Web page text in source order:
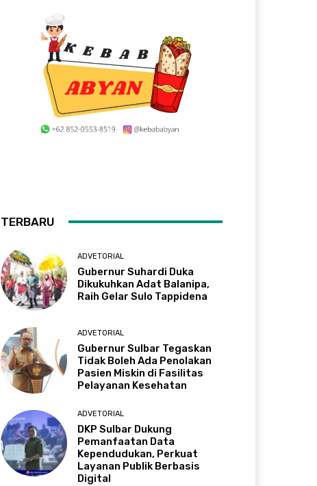
TERBARU
ADVETORIAL
Gubernur Suhardi Duka
Dikukuhkan Adat Balanipa,
Raih Gelar Sulo Tappidena
ADVETORIAL
Gubernur Sulbar Tegaskan
Tidak Boleh Ada Penolakan
Pasien Miskin di Fasilitas
Pelayanan Kesehatan
ADVETORIAL
DKP Sulbar Dukung
Pemanfaatan Data
Kependudukan, Perkuat
Layanan Publik Berbasis
Digital